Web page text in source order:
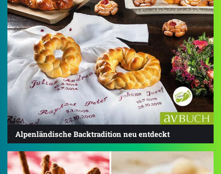
Alpenländische Backtradition neu entdeckt